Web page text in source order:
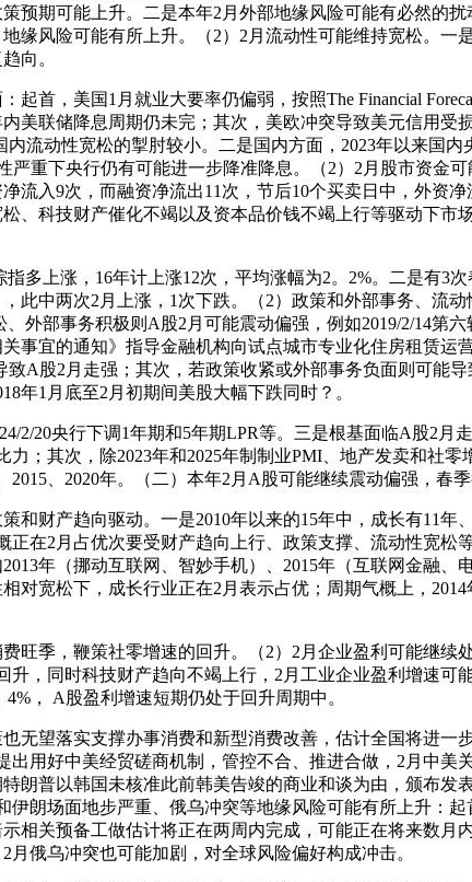
预期可能上升。二是本年2月外部地缘风险可能有必然的
缘风险可能有所上升。（2）2月流动性可能维持宽松。一
向。
，美国1月就业大要率仍偏弱，按照The Financial
美联储降息周期仍未完；其次，美欧冲突导致美元信用受
流动性宽松的掣肘较小。二是国内方面，2023年以来国
严重下央行仍有可能进一步降准降息。（2）2月股市资金
流入9次，而融资净流出11次，节后10个买卖日中，外资
、科技财产催化不竭以及资本品价钱不竭上行等驱动下市
上涨，16年计上涨12次，平均涨幅为2。2%。二是有3次
，此中两次2月上涨，1次下跌。（2）政策和外部事务、流
外部事务积极则A股2月可能震动偏强，例如2019/2/14第
事宜的通知》指导金融机构向试点城市专业化住房租赁运
A股2月走强；其次，若政策收紧或外部事务负面则可能
年1月底至2月初期间美股大幅下跌同时？。
20央行下调1年期和5年期LPR等。三是根基面临A股2月
；其次，除2023年和2025年制制业PMI、地产发卖和社
、2020年。（二）本年2月A股可能继续震动偏强，春季
财产趋向驱动。一是2010年以来的15年中，成长有11年
在2月占优次要受财产趋向上行、政策支撑、流动性宽松
年（挪动互联网、智妙手机）、2015年（互联网金融、
对宽松下，成长行业正在2月表示占优；周期气概上，
季，鞭策社零增速的回升。（2）2月企业盈利可能继续
，同时科技财产趋向不竭上行，2月工业企业盈利增速可
， A股盈利增速短期仍处于回升周期中。
望落实支撑办事消费和新型消费改善，估计全国将进一
用好中美经贸磋商机制，管控不合、推进合做，2月中美
朗普以韩国未核准此前韩美告竣的商业和谈为由，颁布发
朗场面地步严重、俄乌冲突等地缘风险可能有所上升：
相关预备工做估计将正在两周内完成，可能正在将来数月
俄乌冲突也可能加剧，对全球风险偏好构成冲击。